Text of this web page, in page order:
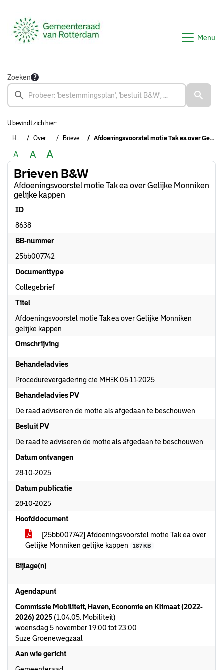
Menu
Zoeken
U bevindt zich hier:
Home Overzichten Brieven B&W Afdoeningsvoorstel motie Tak ea over Gelijke Monniken gelijke kappen
A A A
Brieven B&W
Afdoeningsvoorstel motie Tak ea over Gelijke Monniken
gelijke kappen
ID
8638
BB-nummer
25bb007742
Documenttype
Collegebrief
Titel
Afdoeningsvoorstel motie Tak ea over Gelijke Monniken
gelijke kappen
Omschrijving
Behandeladvies
Procedurevergadering cie MHEK 05-11-2025
Behandeladvies PV
De raad adviseren de motie als afgedaan te beschouwen
Besluit PV
De raad te adviseren de motie als afgedaan te beschouwen
Datum ontvangen
28-10-2025
Datum publicatie
28-10-2025
Hoofddocument
[25bb007742] Afdoeningsvoorstel motie Tak ea over
Gelijke Monniken gelijke kappen
187 KB
Bijlage(n)
Agendapunt
Commissie Mobiliteit, Haven, Economie en Klimaat (2022-
2026) 2025 (1.04.05. Mobiliteit)
woensdag 5 november 19:00 tot 23:00
Suze Groenewegzaal
Aan wie gericht